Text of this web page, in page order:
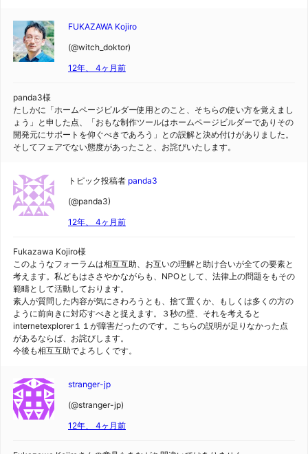
FUKAZAWA Kojiro
(@witch_doktor)
12年、 4ヶ月前
panda3様
たしかに「ホームページビルダー使用とのこと、そちらの使い方を覚えまし
ょう」と申した点、「おもな制作ツールはホームページビルダーでありその
開発元にサポートを仰ぐべきであろう」との誤解と決め付けがありました。
そしてフェアでない態度があったこと、お詫びいたします。
トピック投稿者 panda3
(@panda3)
12年、 4ヶ月前
Fukazawa Kojiro様
このようなフォーラムは相互互助、お互いの理解と助け合いが全ての要素と
考えます。私どもはささやかながらも、NPOとして、法律上の問題をもその
範疇として活動しております。
素人が質問した内容が気にさわろうとも、捨て置くか、もしくは多くの方の
ように前向きに対応すべきと捉えます。３秒の壁、それを考えると
internetexplorer１１が障害だったのです。こちらの説明が足りなかった点
があるならば、お詫びします。
今後も相互互助でよろしくです。
stranger-jp
(@stranger-jp)
12年、 4ヶ月前